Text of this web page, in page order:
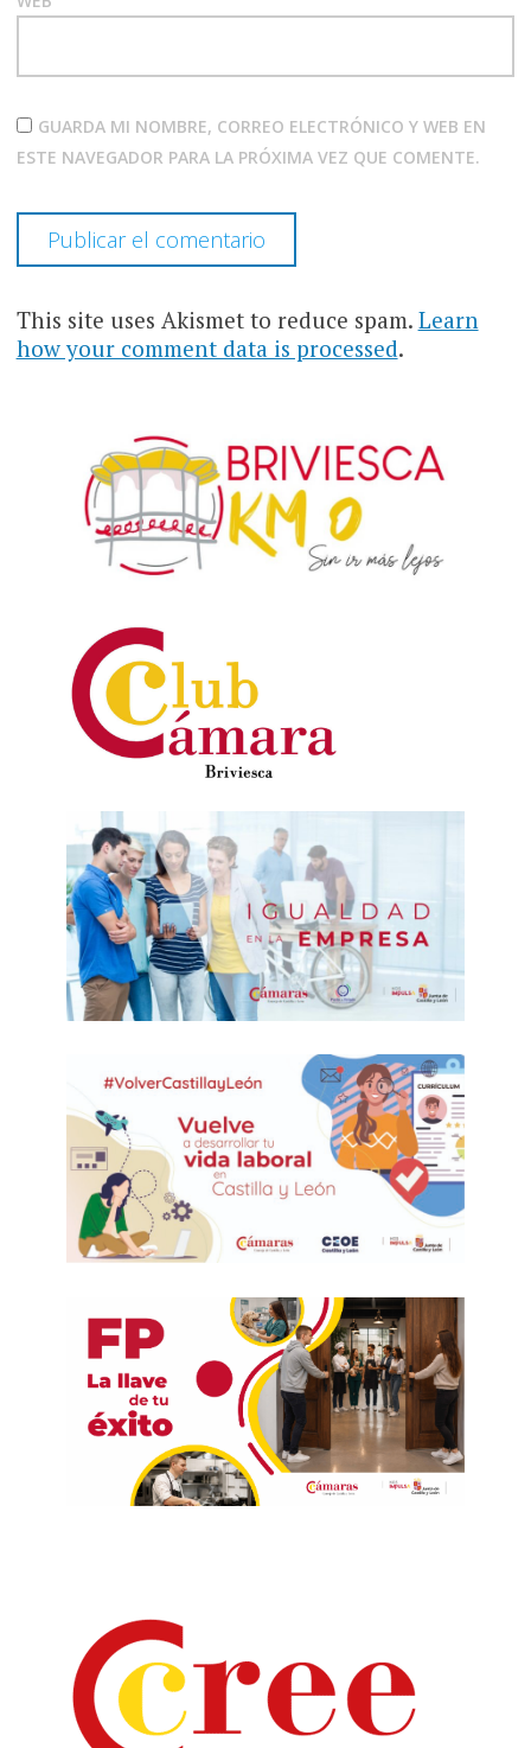
GUARDA MI NOMBRE, CORREO ELECTRÓNICO Y WEB EN
ESTE NAVEGADOR PARA LA PRÓXIMA VEZ QUE COMENTE.
This site uses Akismet to reduce spam. Learn
how your comment data is processed.